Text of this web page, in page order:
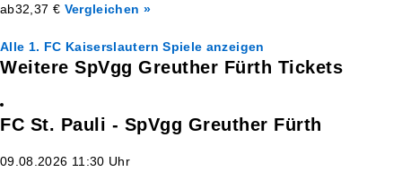
ab32,37 € Vergleichen »
Alle 1. FC Kaiserslautern Spiele anzeigen
Weitere SpVgg Greuther Fürth Tickets
FC St. Pauli - SpVgg Greuther Fürth
09.08.2026 11:30 Uhr